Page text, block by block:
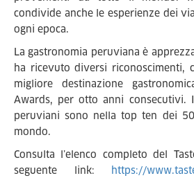
condivide anche le esperienze dei
ogni epoca.
La gastronomia peruviana è
ha ricevuto diversi riconoscimenti,
migliore destinazione
Awards, per otto anni consecutivi.
peruviani sono nella top ten dei
mondo.
Consulta l’elenco completo del
seguente link:
https://